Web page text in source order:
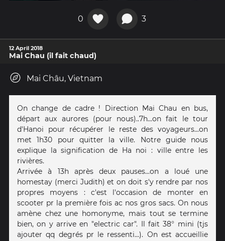
0 3
12 April 2018
Mai Chau (il fait chaud)
Mai Châu, Vietnam
On change de cadre ! Direction Mai Chau en bus,
départ aux aurores (pour nous)..7h...on fait le tour
d'Hanoi pour récupérer le reste des voyageurs...on
met 1h30 pour quitter la ville. Notre guide nous
explique la signification de Ha noi : ville entre les
rivières.
Arrivée à 13h après deux pauses...on a loué une
homestay (merci Judith) et on doit s'y rendre par nos
propres moyens : c'est l'occasion de monter en
scooter pr la première fois ac nos gros sacs. On nous
amène chez une homonyme, mais tout se termine
bien, on y arrive en "electric car". Il fait 38° mini (tjs
ajouter qq degrés pr le ressenti...). On est accueillie